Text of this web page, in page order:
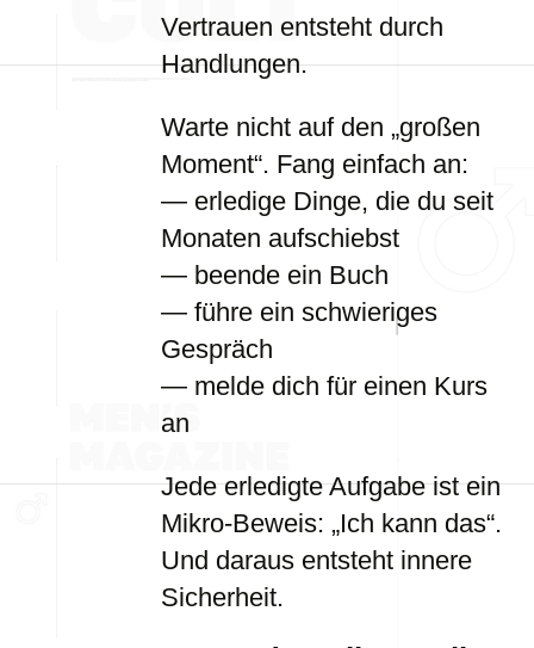
Vertrauen entsteht durch
Handlungen.
Warte nicht auf den „großen
Moment“. Fang einfach an:
— erledige Dinge, die du seit
Monaten aufschiebst
— beende ein Buch
— führe ein schwieriges
Gespräch
— melde dich für einen Kurs
an
Jede erledigte Aufgabe ist ein
Mikro-Beweis: „Ich kann das“.
Und daraus entsteht innere
Sicherheit.